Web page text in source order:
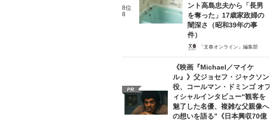
8位
8
ント高島忠夫から「長男
を奪った」17歳家政婦の
闇深さ（昭和39年の事
件）
「文春オンライン」編集部
PR
《映画『Michael／マイケ
ル』》父ジョセフ・ジャクソン
役、コールマン・ドミンゴ オフ
ィシャルインタビュー“観客を
魅了した名優、複雑な父親像へ
の想いを語る”《日本興収70億